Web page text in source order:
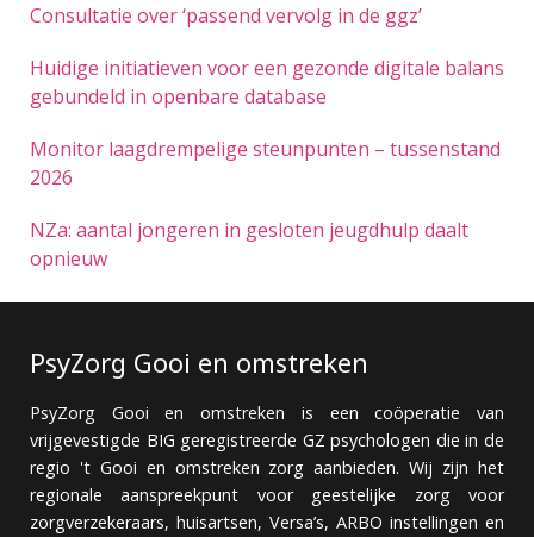
Consultatie over ‘passend vervolg in de ggz’
Huidige initiatieven voor een gezonde digitale balans
gebundeld in openbare database
Monitor laagdrempelige steunpunten – tussenstand
2026
NZa: aantal jongeren in gesloten jeugdhulp daalt
opnieuw
PsyZorg Gooi en omstreken
PsyZorg Gooi en omstreken is een coöperatie van
vrijgevestigde BIG geregistreerde GZ psychologen die in de
regio 't Gooi en omstreken zorg aanbieden. Wij zijn het
regionale aanspreekpunt voor geestelijke zorg voor
zorgverzekeraars, huisartsen, Versa’s, ARBO instellingen en